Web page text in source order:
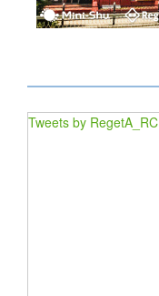
Tweets by RegetA_RC